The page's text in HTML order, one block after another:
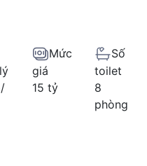
Mức
giá
15 tỷ
Số
toilet
8
phòng